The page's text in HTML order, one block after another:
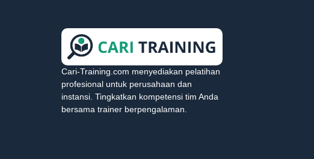
Cari-Training.com menyediakan pelatihan
profesional untuk perusahaan dan
instansi. Tingkatkan kompetensi tim Anda
bersama trainer berpengalaman.